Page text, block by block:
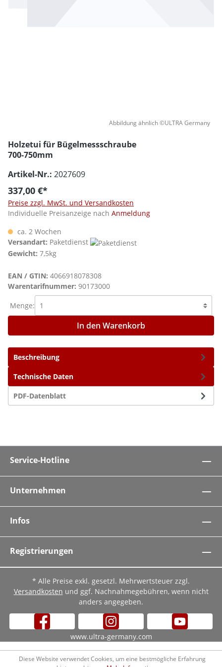
Abbildung ähnlich ©ULTRA Germany
Beschreibung
Technische Daten
PDF-Datenblatt
Holzetui für Bügelmessschraube
700-750mm
Artikel-Nr.: 2027609
337,00 €*
Preise zzgl. MwSt. und Versandkosten
Individuelle Preisanzeige nach Anmeldung
ca. 2 Wochen
Versandart: Paketdienst
Gewicht: 7,5kg
EAN / GTIN: 4066918078308
Warentarifnummer: 90173000
Menge:
In den Warenkorb
Service-Hotline
Unternehmen
Infos
Registrierungen
* Alle Preise exkl. gesetzl. Mehrwertsteuer zzgl.
Versandkosten und ggf. Nachnahmegebühren, wenn nicht
anders angegeben.
www.ultra-germany.com
Diese Website verwendet Cookies, um eine bestmögliche Erfahrung